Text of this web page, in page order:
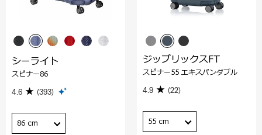
シーライト
スピナー86
4.6 (393)
86 cm
ジップリックスFT
スピナー55 エキスパンダブル
4.9 (22)
55 cm